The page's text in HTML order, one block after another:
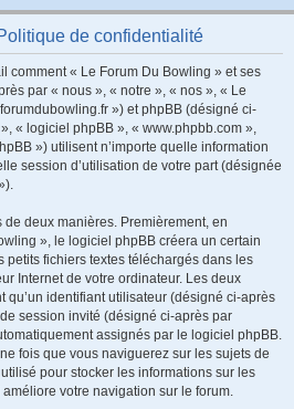
de confidentialité
comment « Le Forum Du Bowling » et ses
par « nous », « notre », « nos », « Le
») et phpBB (désigné ci-
« logiciel phpBB », « www.phpbb.com »,
») utilisent n’importe quelle information
session d’utilisation de votre part (désignée
deux manières. Premièrement, en
», le logiciel phpBB créera un certain
petits fichiers textes téléchargés dans les
Internet de votre ordinateur. Les deux
qu’un identifiant utilisateur (désigné ci-après
session invité (désigné ci-après par
assignés par le logiciel phpBB.
fois que vous naviguerez sur les sujets de
pour stocker les informations sur les
votre navigation sur le forum.